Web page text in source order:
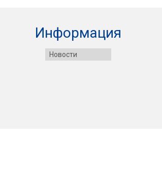
Информация
Новости